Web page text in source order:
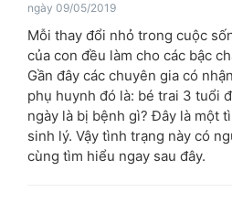
ngày 09/05/2019
Mỗi thay đổi nhỏ trong cuộc
của con đều làm cho các bậc
Gần đây các chuyên gia có
phụ huynh đó là: bé trai 3 tuổi
ngày là bị bệnh gì? Đây là một
sinh lý. Vậy tình trạng này có
cùng tìm hiểu ngay sau đây.